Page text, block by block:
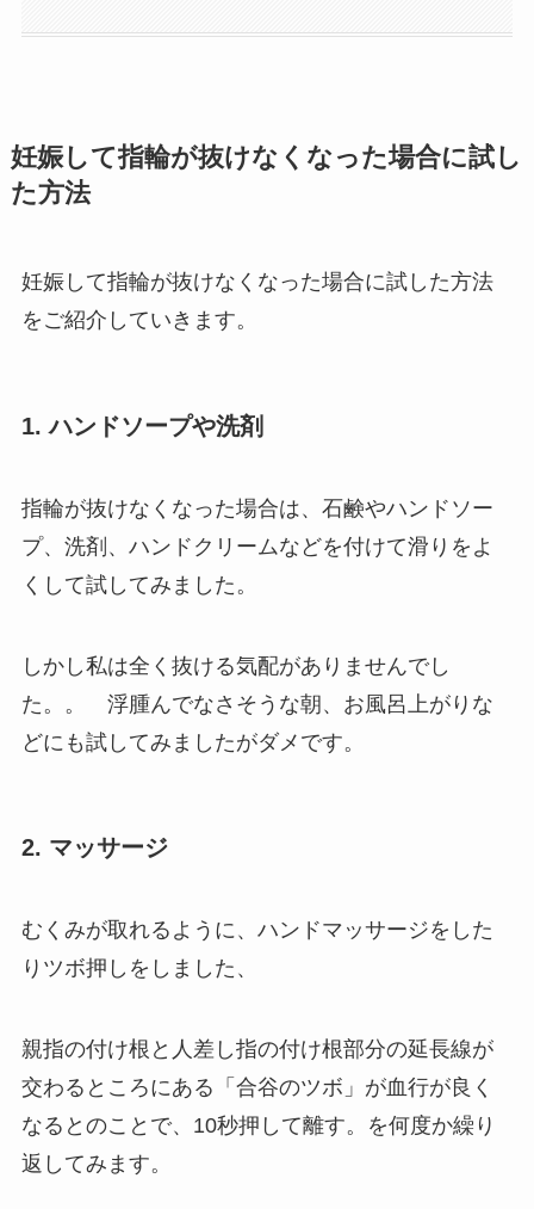
妊娠して指輪が抜けなくなった場合に試し
た方法
妊娠して指輪が抜けなくなった場合に試した方法
をご紹介していきます。
1. ハンドソープや洗剤
指輪が抜けなくなった場合は、石鹸やハンドソー
プ、洗剤、ハンドクリームなどを付けて滑りをよ
くして試してみました。
しかし私は全く抜ける気配がありませんでし
た。。 浮腫んでなさそうな朝、お風呂上がりな
どにも試してみましたがダメです。
2. マッサージ
むくみが取れるように、ハンドマッサージをした
りツボ押しをしました、
親指の付け根と人差し指の付け根部分の延長線が
交わるところにある「合谷のツボ」が血行が良く
なるとのことで、10秒押して離す。を何度か繰り
返してみます。